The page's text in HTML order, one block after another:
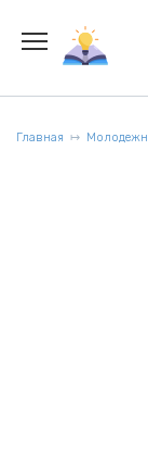
содержанию
Главная